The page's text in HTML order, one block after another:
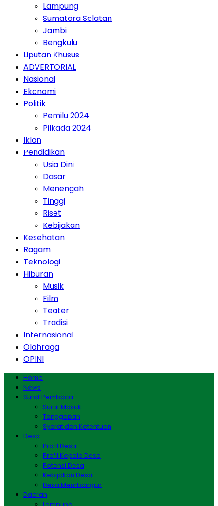
Lampung
Sumatera Selatan
Jambi
Bengkulu
Liputan Khusus
ADVERTORIAL
Nasional
Ekonomi
Politik
Pemilu 2024
Pilkada 2024
Iklan
Pendidikan
Usia Dini
Dasar
Menengah
Tinggi
Riset
Kebijakan
Kesehatan
Ragam
Teknologi
Hiburan
Musik
Film
Teater
Tradisi
Internasional
Olahraga
OPINI
Home
News
Surat Pembaca
Surat Masuk
Tanggapan
Syarat dan Ketentuan
Desa
Profil Desa
Profil Kepala Desa
Potensi Desa
Kebijakan Desa
Desa Membangun
Daerah